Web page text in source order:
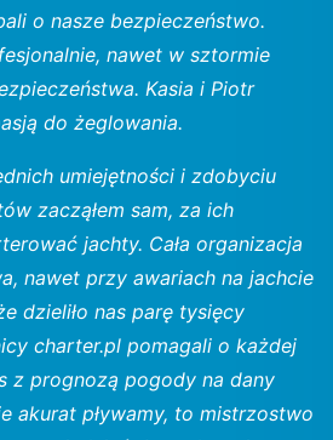
o nasze bezpieczeństwo.
nawet w sztormie
Kasia i Piotr
do żeglowania.
umiejętności i zdobyciu
zacząłem sam, za ich
jachty. Cała organizacja
nawet przy awariach na jachcie
dzieliło nas parę tysięcy
charter.pl pomagali o każdej
z prognozą pogody na dany
akurat pływamy, to mistrzostwo